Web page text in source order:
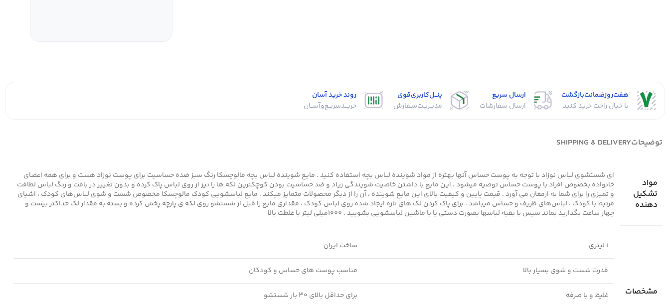
هفت‌روز‌ضمانت‌بازگشت
با خیال راحت خرید کنید
ارسال سریع
ارسال سفارشات
پنــل‌کاربری‌قوی
مدیــریـت‌سـفارش
روند خرید آسان
خریــد‌سریـع‌و‌آســان
توضیحاتSHIPPING & DELIVERY
مواد
تشکیل
دهنده
ای شستشوی لباس نوزاد با توجه به پوست حساس آنها بهتره از مواد شوینده لباس بچه استفاده کنید . مایع شوینده لباس بچه مالوچسکا رنگ سبز ضده حساسیت برای پوست نوزاد هست و برای همه اعضای
خانواده بخصوص افراد با پوست حساس توصیه میشود . این مایع با داشتن خاصیت شویندگی زیاد و ضد حساسیت بودن کوچکترین لکه ها را نیز از روی لباس پاک کرده و بدون تغییر در بافت و رنگ لباس لطافت
و تمیزی را برای شما به ارمغان می آورد . قیمت پایین و کیفیت بالای این مایع شوینده ، آن را از دیگر محصولات متمایز میکند . مایع لباسشویی کودک مالوچسکا مخصوص شست و شوی لباس‌های کودک ، اشیای
مرتبط با کودک ، لباس‌های ظریف و حساس میباشد . برای پاک کردن لک های تازه ایجاد شده روی لباس کودک ، مقداری مایع را قبل از شستشو روی لکه ی پارچه پخش کرده و بسته به مقدار لک حداکثر بیست و
چهار ساعت بگذارید بماند سپس با بقیه لباسها بصورت دستی یا با ماشین لباسشویی بشویید . 1000میلی لیتر با غلظت بالا
مشخصات
1 لیتری ساخت ایران
قدرت شست و شوی بسیار بالا مناسب پوست های حساس و کودکان
غلیظ و با صرفه برای حداقل بالای 30 بار شستشو